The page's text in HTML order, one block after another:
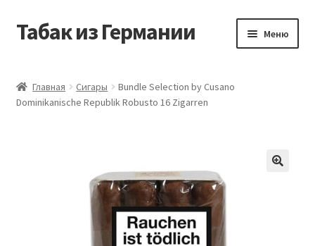
Перейти
Перейти
Табак из Германии Меню
Аккаунт
Главная Сигары
Bundle Selection by Cusano
Dominikanische Republik Robusto 16 Zigarren